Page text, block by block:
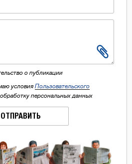
о публикации
условия Пользовательского
персональных данных
ОТПРАВИТЬ